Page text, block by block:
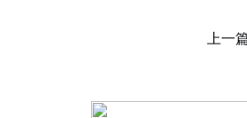
上一